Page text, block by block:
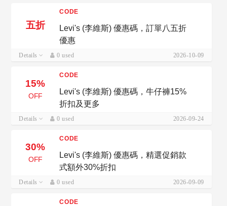
五折
CODE
Levi's (李維斯) 優惠碼，訂單八五折
優惠
Details 0 used 2026-10-09
15%
OFF
CODE
Levi's (李維斯) 優惠碼，牛仔褲15%
折扣及更多
Details 0 used 2026-09-24
30%
OFF
CODE
Levi's (李維斯) 優惠碼，精選促銷款
式額外30%折扣
Details 0 used 2026-09-09
CODE